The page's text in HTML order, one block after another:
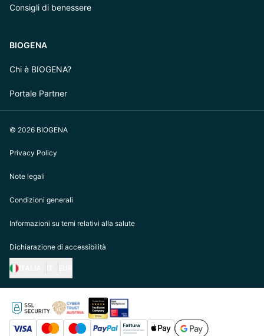
Consigli di benessere
BIOGENA
Chi è BIOGENA?
Portale Partner
© 2026 BIOGENA
Privacy Policy
Note legali
Condizioni generali
Informazioni su temi relativi alla salute
Dichiarazione di accessibilità
https://biogena.com/de-at
https://biogena.com/de-de
https://biogena.com/de-ch
https://biogena.com/it-it